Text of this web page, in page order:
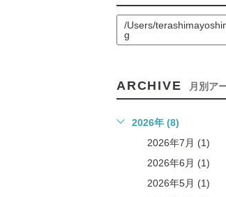
/Users/
g
ARCHIVE 月別ア
2026年 (8)
2026年7月 (1)
2026年6月 (1)
2026年5月 (1)